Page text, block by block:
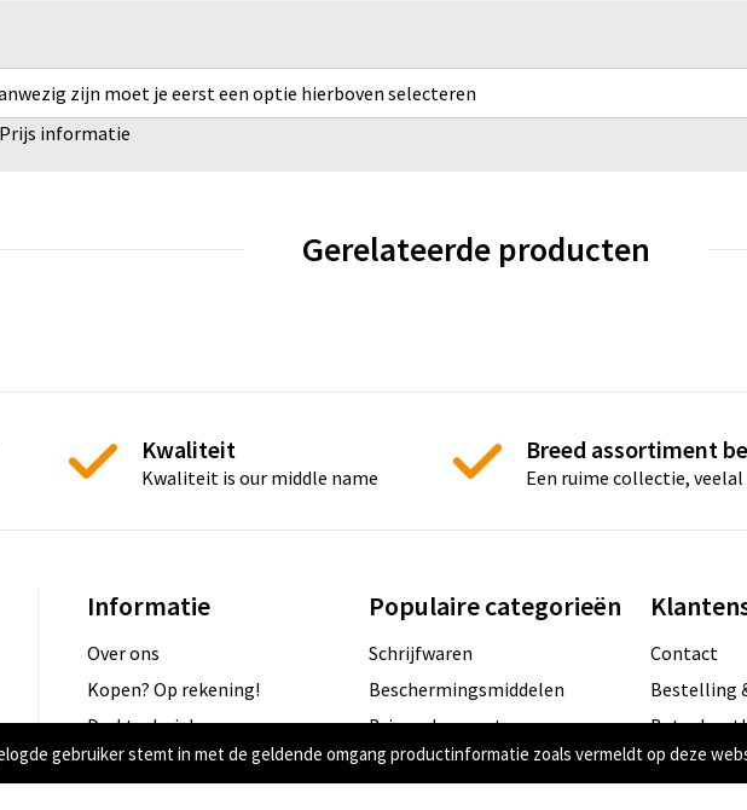
zijn moet je eerst een optie hierboven selecteren
informatie
Gerelateerde producten
Kwaliteit
Kwaliteit is our middle name
Breed assortiment
Een ruime collectie,
Informatie
Over ons
Kopen? Op rekening!
Druktechnieken
Populaire categorieën
Schrijfwaren
Beschermingsmiddelen
Brievenbus post
Elektronica
Contact
Bestelling
gebruiker stemt in met de geldende omgang productinformatie zoals vermeldt op deze